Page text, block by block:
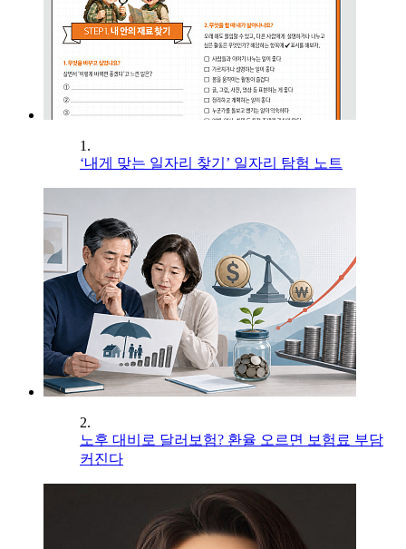
1.
‘내게 맞는 일자리 찾기’ 일자리 탐험 노트
2.
노후 대비로 달러보험? 환율 오르면 보험료 부담
커진다